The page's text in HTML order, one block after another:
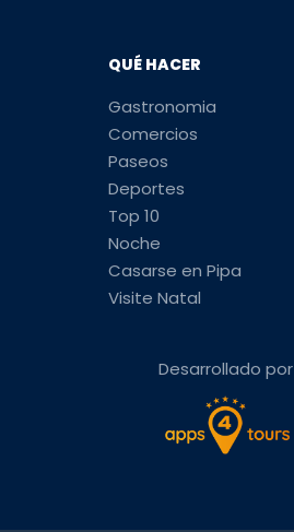
QUÉ HACER
Gastronomia
Comercios
Paseos
Deportes
Top 10
Noche
Casarse en Pipa
Visite Natal
Desarrollado por